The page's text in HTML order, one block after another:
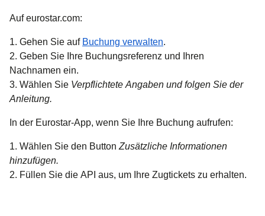
Auf eurostar.com:
Gehen Sie auf Buchung verwalten.
Geben Sie Ihre Buchungsreferenz und Ihren
Nachnamen ein.
Wählen Sie Verpflichtete Angaben und folgen Sie der
Anleitung.
In der Eurostar-App, wenn Sie Ihre Buchung aufrufen:
Wählen Sie den Button Zusätzliche Informationen
hinzufügen.
Füllen Sie die API aus, um Ihre Zugtickets zu erhalten.